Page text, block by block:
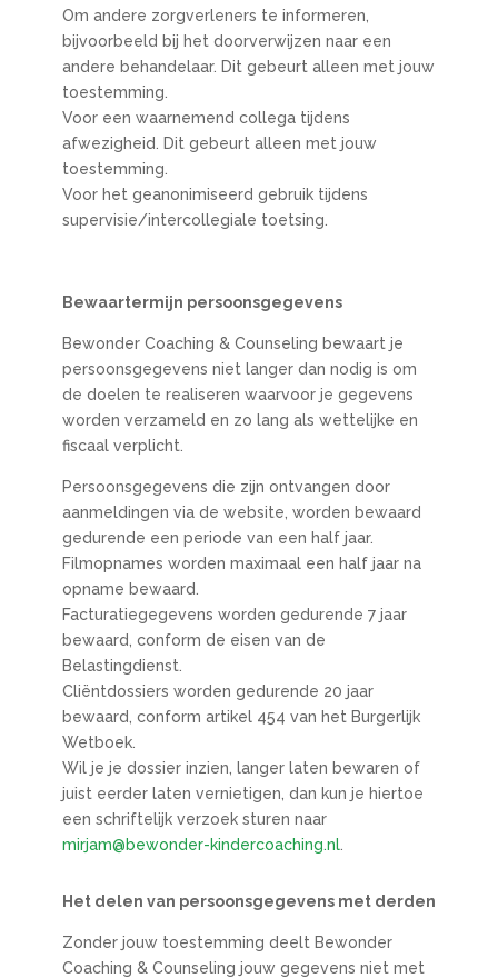
Om andere zorgverleners te informeren,
bijvoorbeeld bij het doorverwijzen naar een
andere behandelaar. Dit gebeurt alleen met jouw
toestemming.
Voor een waarnemend collega tijdens
afwezigheid. Dit gebeurt alleen met jouw
toestemming.
Voor het geanonimiseerd gebruik tijdens
supervisie/intercollegiale toetsing.
Bewaartermijn persoonsgegevens
Bewonder Coaching & Counseling bewaart je
persoonsgegevens niet langer dan nodig is om
de doelen te realiseren waarvoor je gegevens
worden verzameld en zo lang als wettelijke en
fiscaal verplicht.
Persoonsgegevens die zijn ontvangen door
aanmeldingen via de website, worden bewaard
gedurende een periode van een half jaar.
Filmopnames worden maximaal een half jaar na
opname bewaard.
Facturatiegegevens worden gedurende 7 jaar
bewaard, conform de eisen van de
Belastingdienst.
Cliëntdossiers worden gedurende 20 jaar
bewaard, conform artikel 454 van het Burgerlijk
Wetboek.
Wil je je dossier inzien, langer laten bewaren of
juist eerder laten vernietigen, dan kun je hiertoe
een schriftelijk verzoek sturen naar
mirjam@bewonder-kindercoaching.nl
Het delen van persoonsgegevens met derden
Zonder jouw toestemming deelt Bewonder
Coaching & Counseling jouw gegevens niet met